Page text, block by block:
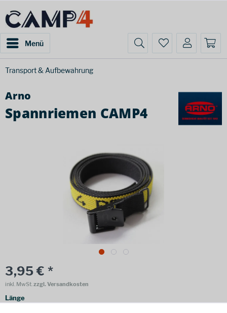
Menü
Transport & Aufbewahrung
Arno
Spannriemen CAMP4
3,95 € *
inkl. MwSt.zzgl. Versandkosten
Länge